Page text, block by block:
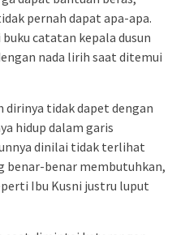
pernah dapat apa-apa.
catatan kepala dusun
nada lirih saat ditemui
dirinya tidak dapet dengan
hidup dalam garis
dinilai tidak terlihat
benar-benar membutuhkan,
Ibu Kusni justru luput